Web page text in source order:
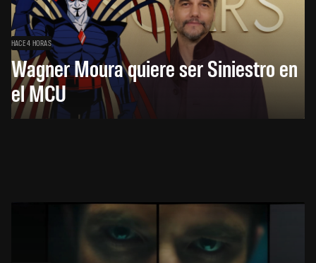
HACE 4 HORAS
Wagner Moura quiere ser Siniestro en
el MCU